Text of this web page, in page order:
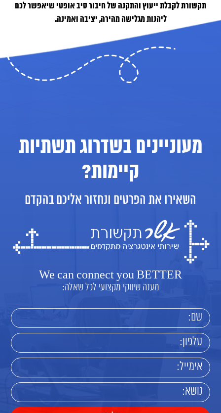
תקשורת לקבלת ייעוץ והתקנה של חיבור סיב אופטי שיאפשר לכם
ליהנות מגלישה מהירה, יציבה ואמינה.
מעוניינים בשדרוג תשתיות
קיימות?
השאירו את הפרטים ונחזור אליכם בהקדם
We can connect you BETTER
מענה שיווקי מקצועי לכל שאלה: